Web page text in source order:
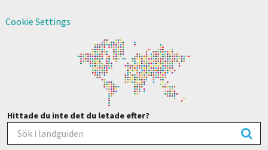
Cookie Settings
Hittade du inte det du letade efter?